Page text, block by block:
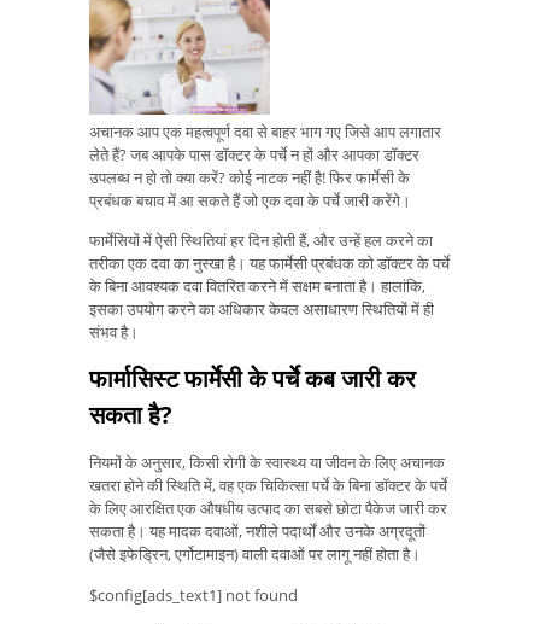
अचानक आप एक महत्वपूर्ण दवा से बाहर भाग गए जिसे आप लगातार
लेते हैं? जब आपके पास डॉक्टर के पर्चे न हों और आपका डॉक्टर
उपलब्ध न हो तो क्या करें? कोई नाटक नहीं है! फिर फार्मेसी के
प्रबंधक बचाव में आ सकते हैं जो एक दवा के पर्चे जारी करेंगे।
फार्मेसियों में ऐसी स्थितियां हर दिन होती हैं, और उन्हें हल करने का
तरीका एक दवा का नुस्खा है। यह फार्मेसी प्रबंधक को डॉक्टर के पर्चे
के बिना आवश्यक दवा वितरित करने में सक्षम बनाता है। हालांकि,
इसका उपयोग करने का अधिकार केवल असाधारण स्थितियों में ही
संभव है।
फार्मासिस्ट फार्मेसी के पर्चे कब जारी कर
सकता है?
नियमों के अनुसार, किसी रोगी के स्वास्थ्य या जीवन के लिए अचानक
खतरा होने की स्थिति में, वह एक चिकित्सा पर्चे के बिना डॉक्टर के पर्चे
के लिए आरक्षित एक औषधीय उत्पाद का सबसे छोटा पैकेज जारी कर
सकता है। यह मादक दवाओं, नशीले पदार्थों और उनके अग्रदूतों
(जैसे इफेड्रिन, एर्गोटामाइन) वाली दवाओं पर लागू नहीं होता है।
$config[ads_text1] not found